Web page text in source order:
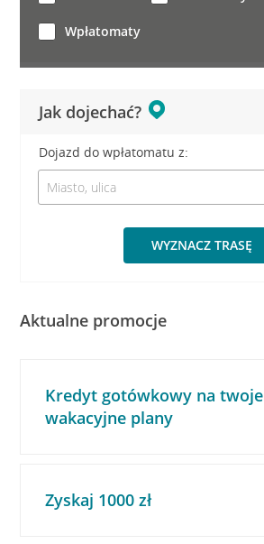
Jak dojechać?
Dojazd do wpłatomatu z:
WYZNACZ TRASĘ
Wpłatomaty
Aktualne promocje
Kredyt gotówkowy na twoje
wakacyjne plany
Zyskaj 1000 zł